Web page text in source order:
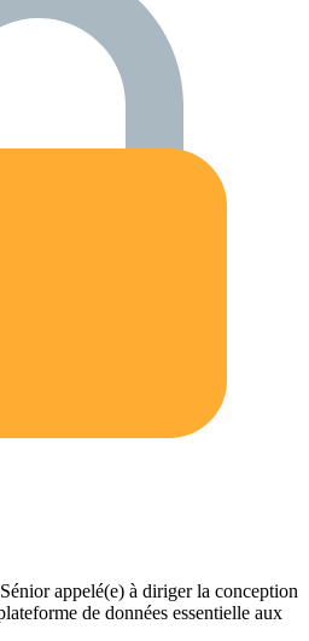
appelé(e) à diriger la conception
de données essentielle aux